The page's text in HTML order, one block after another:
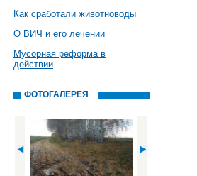
Как сработали животноводы
О ВИЧ и его лечении
Мусорная реформа в
действии
ФОТОГАЛЕРЕЯ